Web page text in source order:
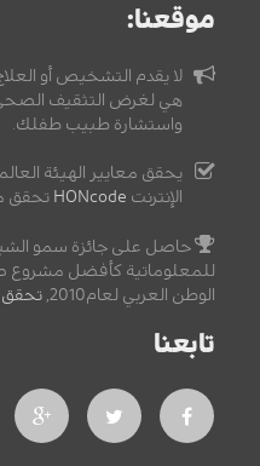
موقعنا:
لا يقدم التشخيص أو
هي لغرض التثقيف
واستشارة طبيب طفلك.
يحقق معايير الهيئة
الإنترنت HONcode تحقق
حاصل على جائزة سمو
للمعلوماتية كأفضل
الوطن العربي لعام2010,
تحقق
تابعنا